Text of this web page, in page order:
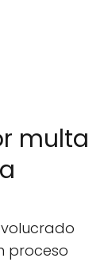
multa
proceso